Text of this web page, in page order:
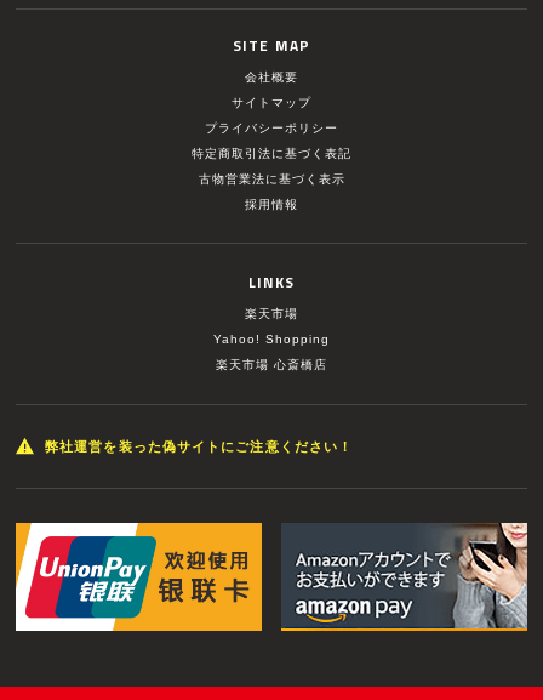
SITE MAP
会社概要
サイトマップ
プライバシーポリシー
特定商取引法に基づく表記
古物営業法に基づく表示
採用情報
LINKS
楽天市場
Yahoo! Shopping
楽天市場 心斎橋店
弊社運営を装った偽サイトにご注意ください！